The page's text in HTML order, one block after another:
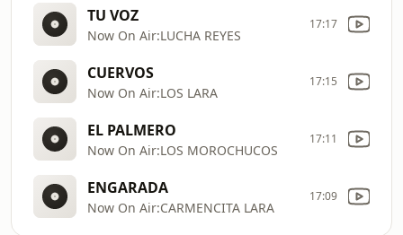
TU VOZ
Now On Air:LUCHA REYES
17:17
CUERVOS
Now On Air:LOS LARA
17:15
EL PALMERO
Now On Air:LOS MOROCHUCOS
17:11
ENGARADA
Now On Air:CARMENCITA LARA
17:09